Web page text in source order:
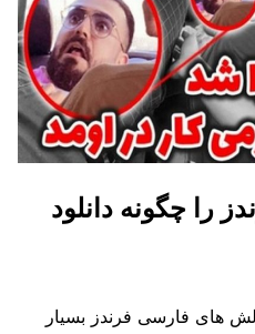
را چگونه دانلود
های فارسی فرندز بسیار